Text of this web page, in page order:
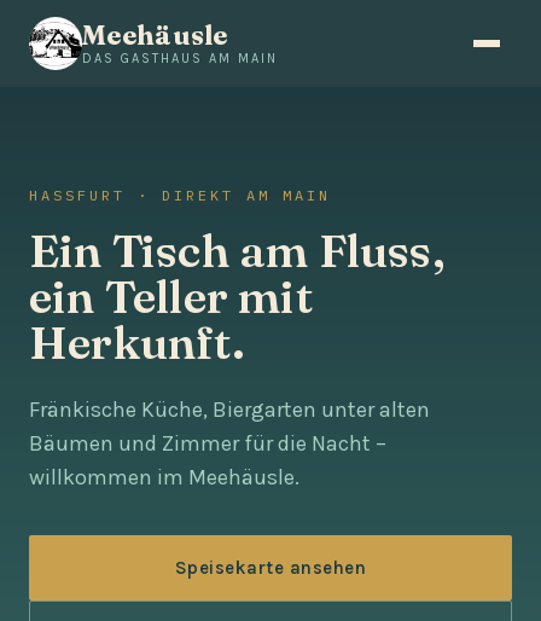
Meehäusle
DAS GASTHAUS AM MAIN
HASSFURT · DIREKT AM MAIN
Ein Tisch am Fluss,
ein Teller mit
Herkunft.
Fränkische Küche, Biergarten unter alten
Bäumen und Zimmer für die Nacht –
willkommen im Meehäusle.
Speisekarte ansehen